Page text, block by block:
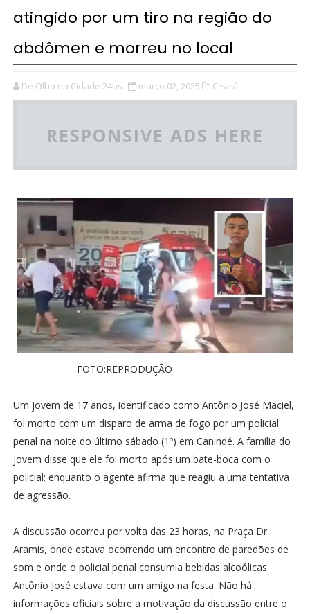
atingido por um tiro na região do
abdômen e morreu no local
De Olho na Cidade 24hs março 02, 2025 Ceará,
RESPONSIVE ADS HERE
FOTO:REPRODUÇÃO
Um jovem de 17 anos, identificado como Antônio José Maciel,
foi morto com um disparo de arma de fogo por um policial
penal na noite do último sábado (1º) em Canindé. A família do
jovem disse que ele foi morto após um bate-boca com o
policial; enquanto o agente afirma que reagiu a uma tentativa
de agressão.
A discussão ocorreu por volta das 23 horas, na Praça Dr.
Aramis, onde estava ocorrendo um encontro de paredões de
som e onde o policial penal consumia bebidas alcoólicas.
Antônio José estava com um amigo na festa. Não há
informações oficiais sobre a motivação da discussão entre o